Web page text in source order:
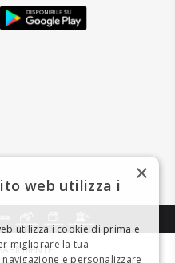
×
web utilizza i
utilizza i cookie di prima e
migliorare la tua
e personalizzare